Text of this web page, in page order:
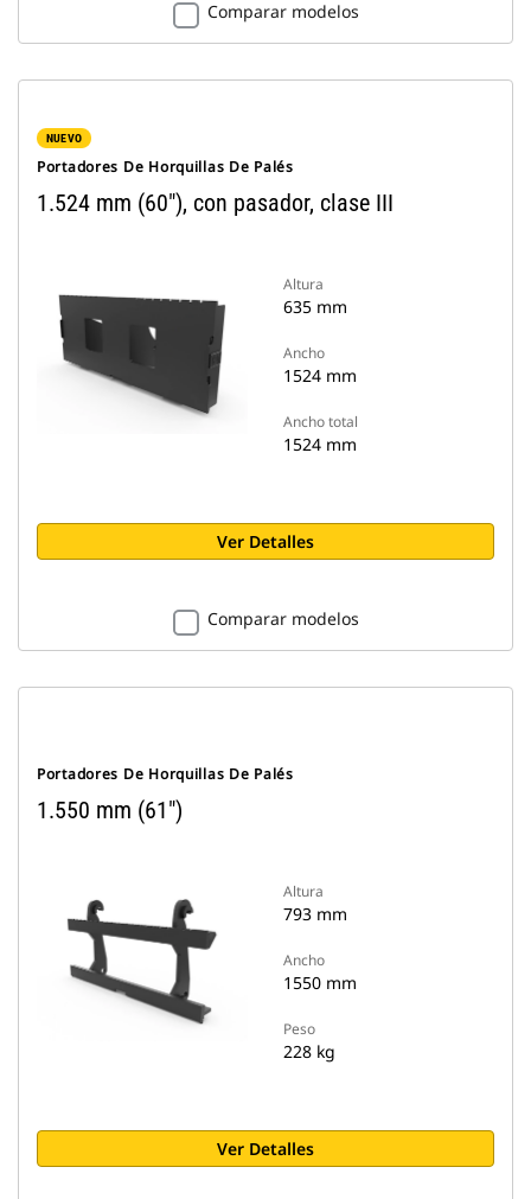
Comparar modelos
NUEVO
Portadores De Horquillas De Palés
1.524 mm (60"), con pasador, clase III
Altura
635 mm
Ancho
1524 mm
Ancho total
1524 mm
Ver Detalles
Comparar modelos
Portadores De Horquillas De Palés
1.550 mm (61")
Altura
793 mm
Ancho
1550 mm
Peso
228 kg
Ver Detalles